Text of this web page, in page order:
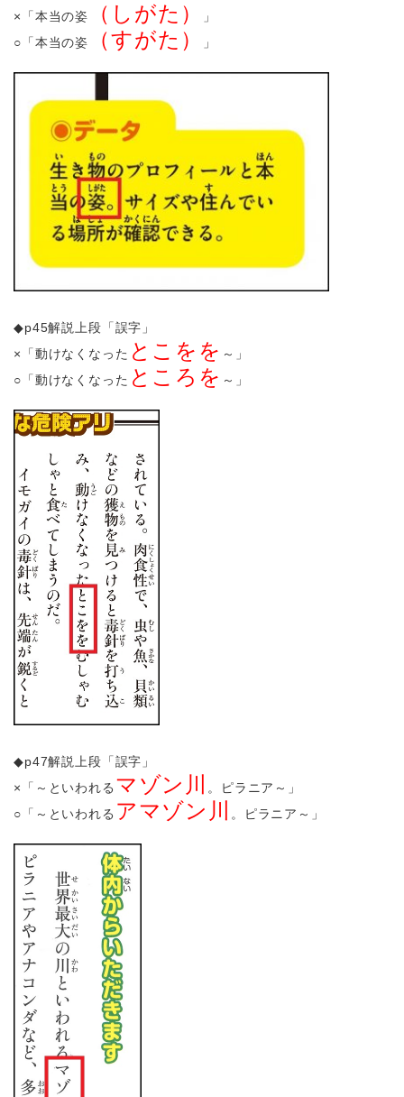
×「本当の姿
（しがた）
」
○「本当の姿
（すがた） 」
◆p45解説上段「誤字」
×「動けなくなった とこをを ～」
○「動けなくなった ところを ～」
◆p47解説上段「誤字」
×「～といわれる マゾン川
。ピラニア～」
○「～といわれる アマゾン川 。ピラニア～」